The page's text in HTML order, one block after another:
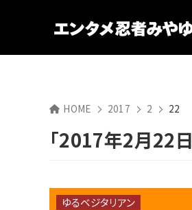
HOME 2017 2 22
「2017年2月22
ゆるベジタリアン